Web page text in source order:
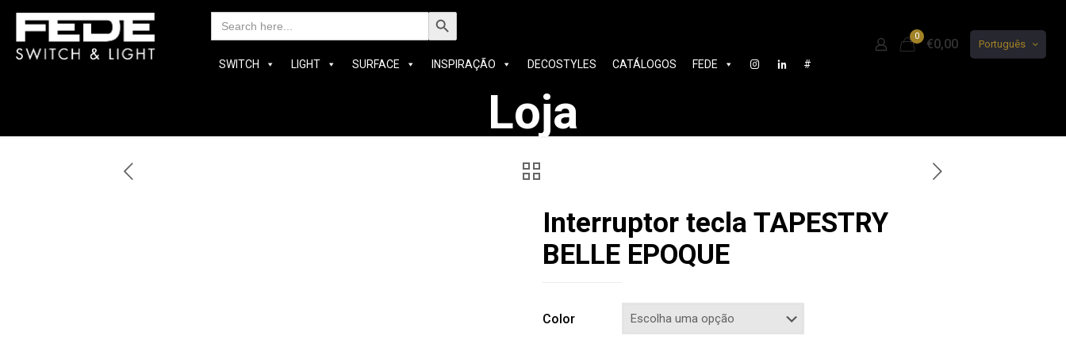
Search
Search Button
SWITCH LIGHT SURFACE INSPIRAÇÃO DECOSTYLES CATÁLOGOS FEDE #
0
€0,00 Português
Loja
Interruptor tecla TAPESTRY
BELLE EPOQUE
Color